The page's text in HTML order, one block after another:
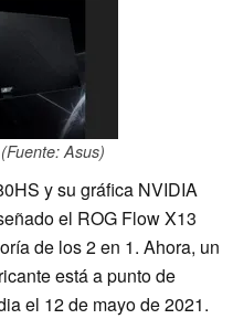
Asus)
y su gráfica NVIDIA
el ROG Flow X13
de los 2 en 1. Ahora, un
está a punto de
el 12 de mayo de 2021.